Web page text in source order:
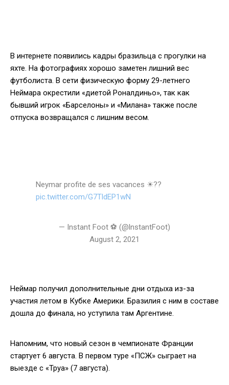
В интернете появились кадры бразильца с прогулки на
яхте. На фотографиях хорошо заметен лишний вес
футболиста. В сети физическую форму 29-летнего
Неймара окрестили «диетой Роналдиньо», так как
бывший игрок «Барселоны» и «Милана» также после
отпуска возвращался с лишним весом.
Neymar profite de ses vacances ☀??
pic.twitter.com/G7TldEP1wN
— Instant Foot ⚽️ (@lnstantFoot)
August 2, 2021
Неймар получил дополнительные дни отдыха из-за
участия летом в Кубке Америки. Бразилия с ним в составе
дошла до финала, но уступила там Аргентине.
Напомним, что новый сезон в чемпионате Франции
стартует 6 августа. В первом туре «ПСЖ» сыграет на
выезде с «Труа» (7 августа).